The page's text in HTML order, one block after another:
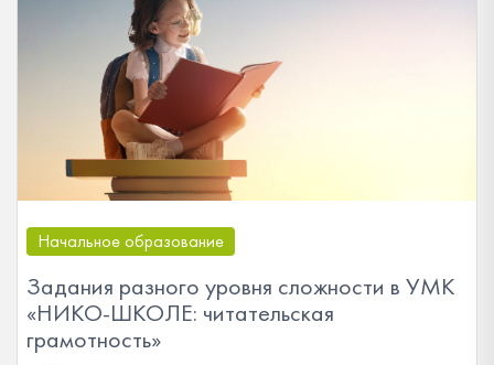
Начальное образование
Задания разного уровня сложности в УМК
«НИКО-ШКОЛЕ: читательская
грамотность»